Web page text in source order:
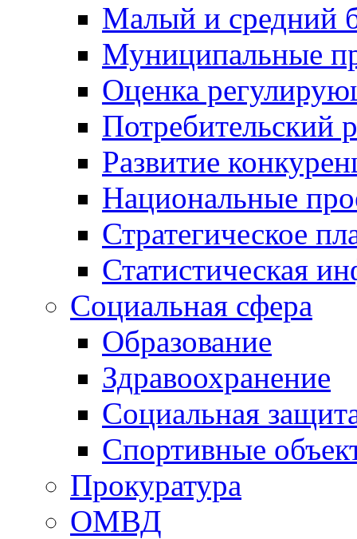
Малый и средний
Муниципальные
Оценка
Потребительский
Развитие
Национальные
Стратегическое
Статистическая
Социальная сфера
Образование
Здравоохранение
Социальная
Спортивные
Прокуратура
ОМВД